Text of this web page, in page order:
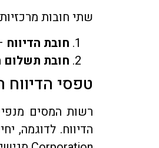
שתי חובות
חובת הדיווח
חובת תשלום
טפסי
רשות המסים